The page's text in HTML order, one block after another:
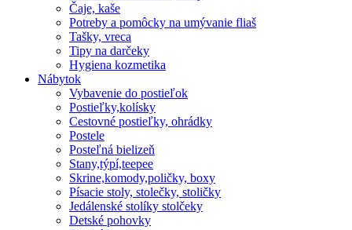
Čaje, kaše
Potreby a pomôcky na umývanie fliaš
Tašky, vreca
Tipy na darčeky
Hygiena kozmetika
Nábytok
Vybavenie do postieľok
Postieľky,kolísky
Cestovné postieľky, ohrádky
Postele
Posteľná bielizeň
Stany,týpí,teepee
Skrine,komody,poličky, boxy
Písacie stoly, stolečky, stoličky
Jedálenské stolíky stolčeky
Detské pohovky